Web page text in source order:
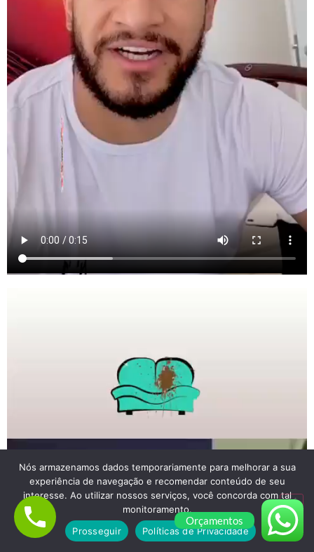
Orçamentos
Nós armazenamos dados temporariamente para melhorar a sua
experiência de navegação e recomendar conteúdo de seu
interesse. Ao utilizar nossos serviços, você concorda com tal
monitoramento.
Prosseguir
Políticas de Privacidade